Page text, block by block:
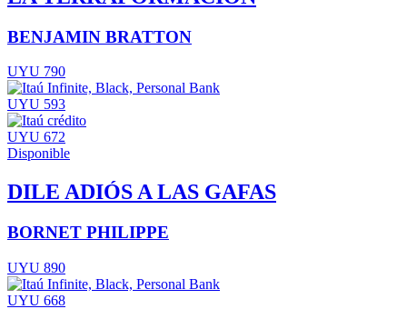
BENJAMIN BRATTON
UYU 790
UYU 593
UYU 672
Disponible
DILE ADIÓS A LAS GAFAS
BORNET PHILIPPE
UYU 890
UYU 668